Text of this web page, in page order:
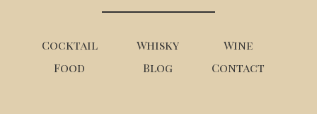
Cocktail Whisky
Wine
Food
Blog Contact